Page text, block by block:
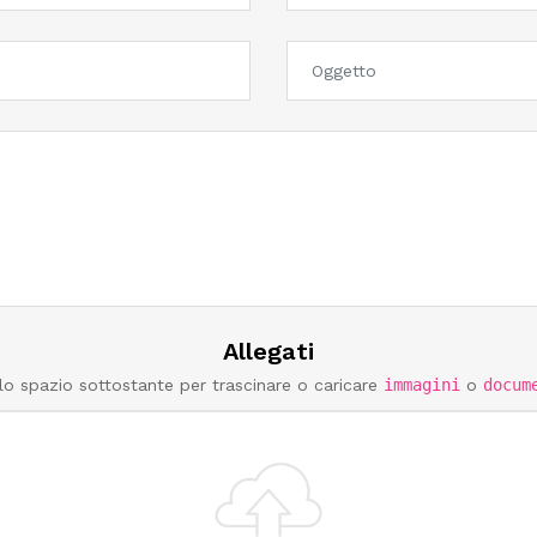
Allegati
spazio sottostante per trascinare o caricare immagini o